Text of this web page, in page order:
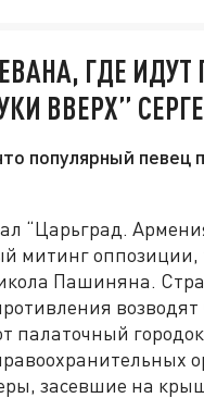
ГДЕ
ВВЕРХ”
популярный певец
“Царьград.
митинг
Пашиняна.
палаточный
засевшие на